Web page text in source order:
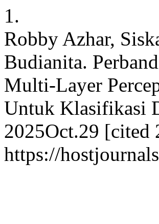
1.
Robby Azhar,
Budianita.
Multi-Layer
Untuk Klasifikasi
2025Oct.29
https://